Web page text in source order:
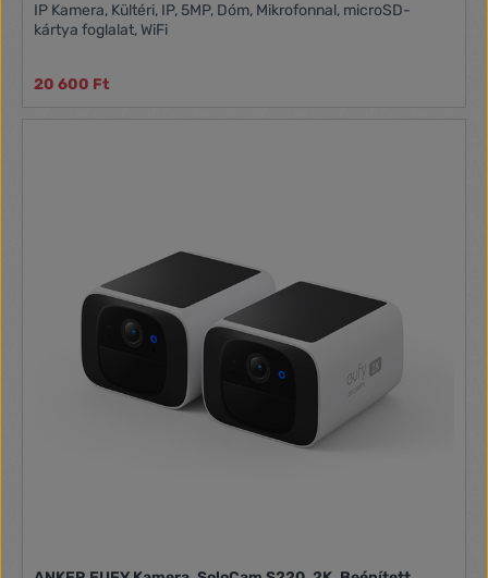
IP Kamera, Kültéri, IP, 5MP, Dóm, Mikrofonnal, microSD-
kártya foglalat, WiFi
20 600 Ft